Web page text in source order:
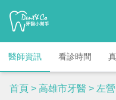
醫師資訊 看診時間
首頁 > 高雄市牙醫 > 左